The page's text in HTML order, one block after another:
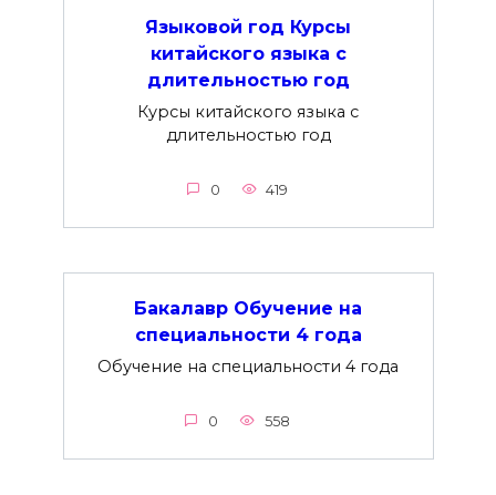
Языковой год Курсы
китайского языка с
длительностью год
Курсы китайского языка с
длительностью год
0 419
Бакалавр Обучение на
специальности 4 года
Обучение на специальности 4 года
0 558